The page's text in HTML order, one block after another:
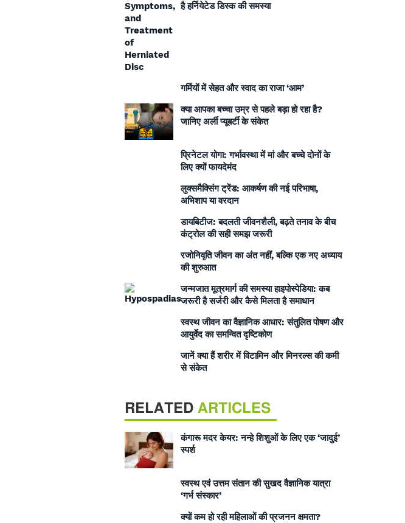
है हर्नियेटेड डिस्क की समस्या
गर्मियों में सेहत और स्वाद का राजा ‘आम’
क्या आपका बच्चा उम्र से पहले बड़ा हो रहा है?
जानिए अर्ली प्यूबर्टी के संकेत
प्रिनेटल योगा: गर्भावस्था में मां और बच्चे दोनों के
लिए क्यों फायदेमंद
लुक्समैक्सिंग ट्रेंड: आकर्षण की नई परिभाषा,
अभिशाप या वरदान
डायबिटीज: बदलती जीवनशैली, बढ़ते तनाव के बीच
कंट्रोल की सही समझ जरूरी
रजोनिवृति जीवन का अंत नहीं, बल्कि एक नए अध्याय
की शुरुआत
जन्मजात मूत्रमार्ग की समस्या हाइपोस्पेडिया: कब
जरूरी है सर्जरी और कैसे मिलता है समाधान
स्वस्थ जीवन का वैज्ञानिक आधार: संतुलित पोषण और
आयुर्वेद का समन्वित दृष्टिकोण
जानें क्या हैं शरीर में विटामिन और मिनरल्स की कमी
से संकेत
RELATED ARTICLES
कंगारू मदर केयर: नन्हे शिशुओं के लिए एक ‘जादुई’
स्पर्श
स्वस्थ एवं उत्तम संतान की सुखद वैज्ञानिक यात्रा
‘गर्भ संस्कार’
क्यों कम हो रही महिलाओं की प्रजनन क्षमता?